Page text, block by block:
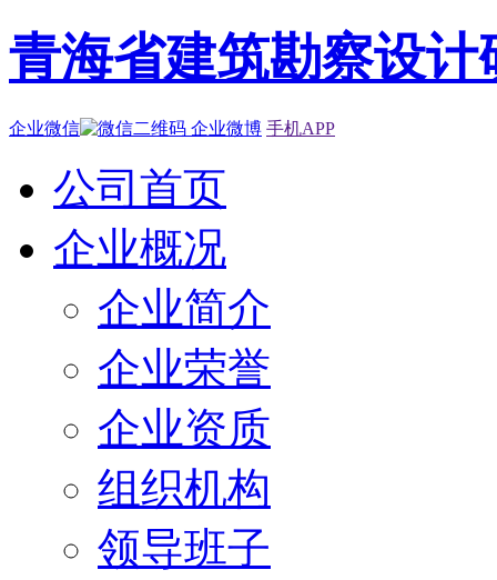
青海省建筑勘察设
企业微信 企业微博 手机APP
公司首页
企业概况
企业简介
企业荣誉
企业资质
组织机构
领导班子